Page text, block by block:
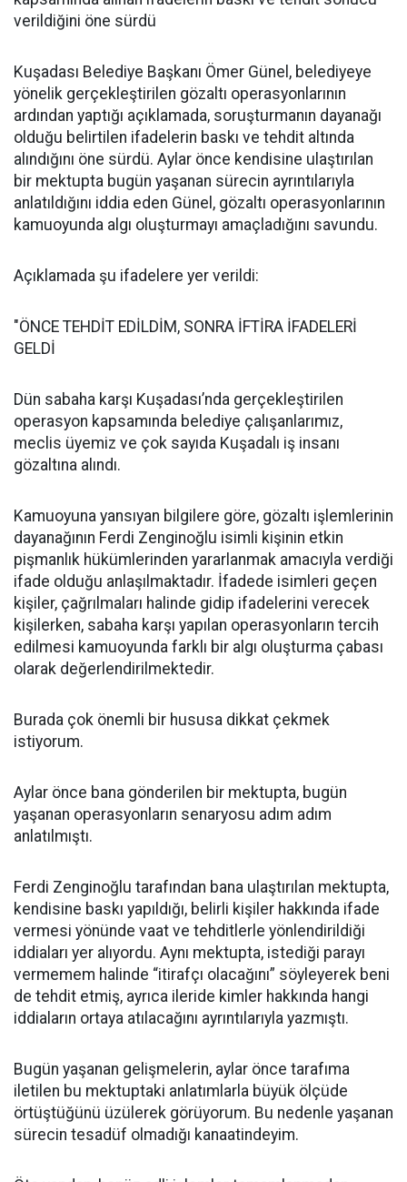
verildiğini öne sürdü
Kuşadası Belediye Başkanı Ömer Günel, belediyeye
yönelik gerçekleştirilen gözaltı operasyonlarının
ardından yaptığı açıklamada, soruşturmanın dayanağı
olduğu belirtilen ifadelerin baskı ve tehdit altında
alındığını öne sürdü. Aylar önce kendisine ulaştırılan
bir mektupta bugün yaşanan sürecin ayrıntılarıyla
anlatıldığını iddia eden Günel, gözaltı operasyonlarının
kamuoyunda algı oluşturmayı amaçladığını savundu.
Açıklamada şu ifadelere yer verildi:
"ÖNCE TEHDİT EDİLDİM, SONRA İFTİRA İFADELERİ
GELDİ
Dün sabaha karşı Kuşadası’nda gerçekleştirilen
operasyon kapsamında belediye çalışanlarımız,
meclis üyemiz ve çok sayıda Kuşadalı iş insanı
gözaltına alındı.
Kamuoyuna yansıyan bilgilere göre, gözaltı işlemlerinin
dayanağının Ferdi Zenginoğlu isimli kişinin etkin
pişmanlık hükümlerinden yararlanmak amacıyla verdiği
ifade olduğu anlaşılmaktadır. İfadede isimleri geçen
kişiler, çağrılmaları halinde gidip ifadelerini verecek
kişilerken, sabaha karşı yapılan operasyonların tercih
edilmesi kamuoyunda farklı bir algı oluşturma çabası
olarak değerlendirilmektedir.
Burada çok önemli bir hususa dikkat çekmek
istiyorum.
Aylar önce bana gönderilen bir mektupta, bugün
yaşanan operasyonların senaryosu adım adım
anlatılmıştı.
Ferdi Zenginoğlu tarafından bana ulaştırılan mektupta,
kendisine baskı yapıldığı, belirli kişiler hakkında ifade
vermesi yönünde vaat ve tehditlerle yönlendirildiği
iddiaları yer alıyordu. Aynı mektupta, istediği parayı
vermemem halinde “itirafçı olacağını” söyleyerek beni
de tehdit etmiş, ayrıca ileride kimler hakkında hangi
iddiaların ortaya atılacağını ayrıntılarıyla yazmıştı.
Bugün yaşanan gelişmelerin, aylar önce tarafıma
iletilen bu mektuptaki anlatımlarla büyük ölçüde
örtüştüğünü üzülerek görüyorum. Bu nedenle yaşanan
sürecin tesadüf olmadığı kanaatindeyim.